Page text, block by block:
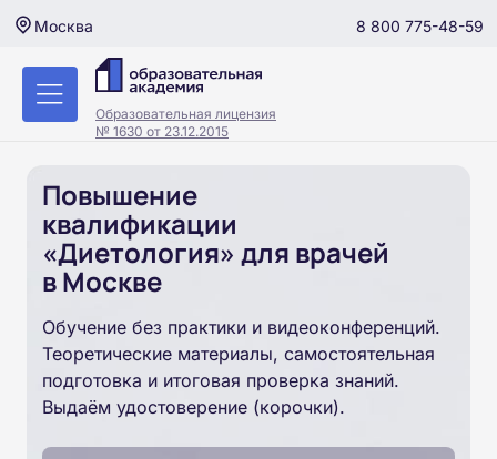
Москва 8 800 775-48-59
Образовательная лицензия
№ 1630 от 23.12.2015
Повышение
квалификации
«Диетология» для врачей
в Москве
Обучение без практики и видеоконференций.
Теоретические материалы, самостоятельная
подготовка и итоговая проверка знаний.
Выдаём удостоверение (корочки).